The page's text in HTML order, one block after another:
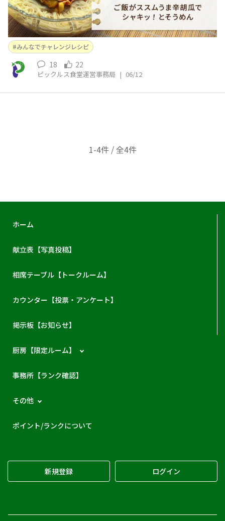
みんなでチャレンジレシピ
18 22
ピックルス食堂運営事務局 | 06/12
1-4件 / 全4件
ホーム
献立表【写真投稿】
相席テーブル【トークルーム】
カウンター【投票・アンケート】
掲示板【お知らせ】
厨房【限定ルーム】
事務所【ランク確認】
その他
ポイント/ランクについて
新規登録 ログイン